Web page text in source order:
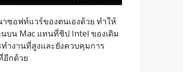
ซอฟท์แวร์ของตนเองด้วย ทำให้
บน Mac แทนที่ชิป Intel ของเดิม
ำงานที่สูงและยังควบคุมการ
อีกด้วย